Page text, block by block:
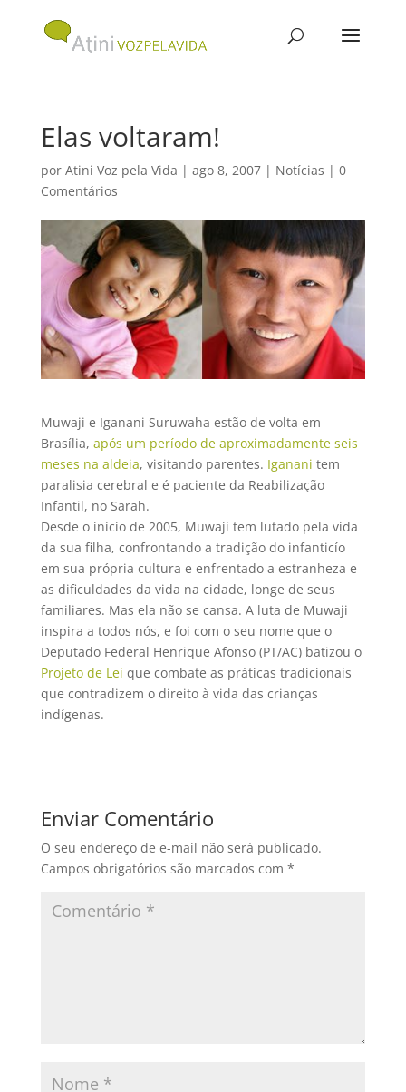
Elas voltaram!
por Atini Voz pela Vida | ago 8, 2007| Notícias | 0
Comentários
Muwaji e Iganani Suruwaha estão de volta em
Brasília, após um período de aproximadamente seis
meses na aldeia, visitando parentes. Iganani tem
paralisia cerebral e é paciente da Reabilização
Infantil, no Sarah.
Desde o início de 2005, Muwaji tem lutado pela vida
da sua filha, confrontando a tradição do infanticío
em sua própria cultura e enfrentado a estranheza e
as dificuldades da vida na cidade, longe de seus
familiares. Mas ela não se cansa. A luta de Muwaji
inspira a todos nós, e foi com o seu nome que o
Deputado Federal Henrique Afonso (PT/AC) batizou o
Projeto de Lei que combate as práticas tradicionais
que contradizem o direito à vida das crianças
indígenas.
Enviar Comentário
O seu endereço de e-mail não será publicado.
Campos obrigatórios são marcados com *